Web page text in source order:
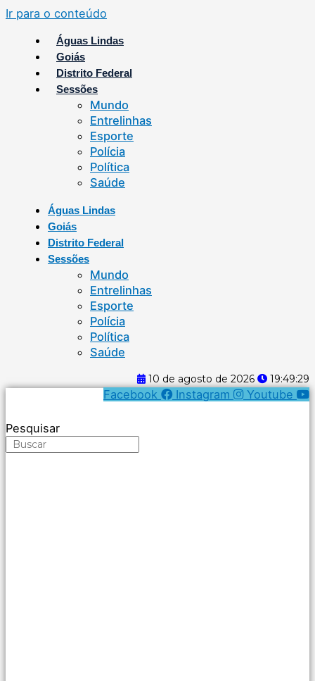
Ir para o conteúdo
Águas Lindas
Goiás
Distrito Federal
Sessões
Mundo
Entrelinhas
Esporte
Polícia
Política
Saúde
Águas Lindas
Goiás
Distrito Federal
Sessões
Mundo
Entrelinhas
Esporte
Polícia
Política
Saúde
10 de agosto de 2026 19:49:30
Facebook Instagram Youtube
Pesquisar